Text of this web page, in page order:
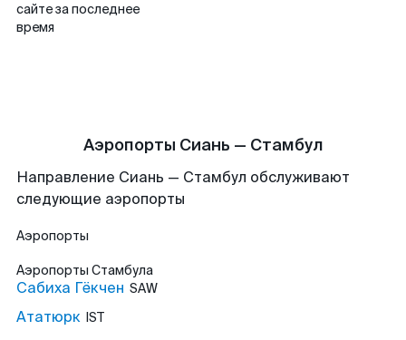
сайте за последнее
время
Аэропорты Сиань — Стамбул
Направление Сиань — Стамбул обслуживают
следующие аэропорты
Аэропорты
Аэропорты Стамбула
Сабиха Гёкчен SAW
Ататюрк IST